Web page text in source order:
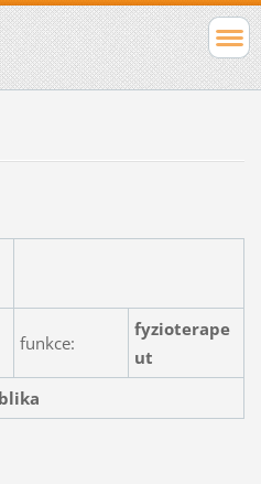
funkce:
fyzioterape
ut